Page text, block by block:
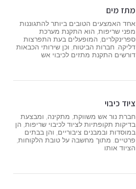
מתז מים
אחד האמצעים הטובים ביותר להתגוננות
מפני שריפות, הוא התקנת מערכת
ספרינקלרים, המופעלים בעת התפרצות
דליקה. חברות הביטוח, וכן שירותי הכבאות
דורשים התקנת מתזים לכיבוי אש
ציוד כיבוי
חברת נור אש משווקת, מתקינה, ומבצעת
בדיקות תקופתיות לציוד לכיבוי שריפות, הן
במוסדות ובמבנים ציבוריים, והן בבתים
פרטיים. מתוך מחשבה על טובת הלקוחות,
הציוד אותו